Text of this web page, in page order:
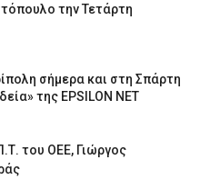
την Τετάρτη
σήμερα και στη Σπάρτη
της EPSILON NET
του ΟΕΕ, Γιώργος